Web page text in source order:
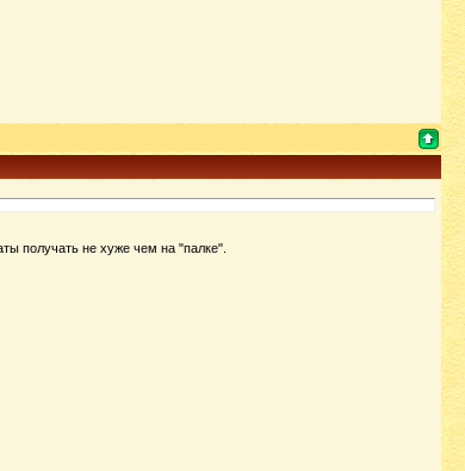
получать не хуже чем на "палке".